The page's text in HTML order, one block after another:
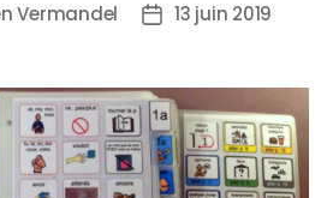
Vermandel 13 juin 2019